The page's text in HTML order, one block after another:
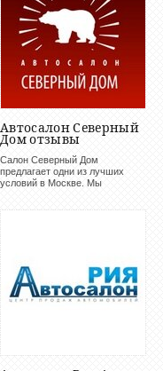
Автосалон Северный
Дом отзывы
Салон Северный Дом
предлагает одни из лучших
условий в Москве. Мы
автомобиль. Рассмотрение
Вашей заявки займет всего 20
минут. Теперь взять авто в...